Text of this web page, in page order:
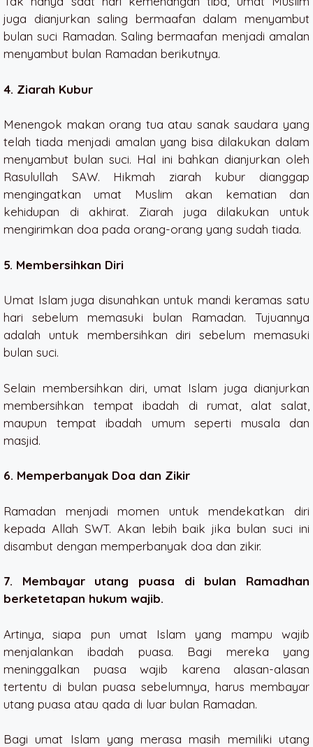
juga dianjurkan saling bermaafan dalam menyambut
bulan suci Ramadan. Saling bermaafan menjadi amalan
menyambut bulan Ramadan berikutnya.
4. Ziarah Kubur
Menengok makan orang tua atau sanak saudara yang
telah tiada menjadi amalan yang bisa dilakukan dalam
menyambut bulan suci. Hal ini bahkan dianjurkan oleh
Rasulullah SAW. Hikmah ziarah kubur dianggap
mengingatkan umat Muslim akan kematian dan
kehidupan di akhirat. Ziarah juga dilakukan untuk
mengirimkan doa pada orang-orang yang sudah tiada.
5. Membersihkan Diri
Umat Islam juga disunahkan untuk mandi keramas satu
hari sebelum memasuki bulan Ramadan. Tujuannya
adalah untuk membersihkan diri sebelum memasuki
bulan suci.
Selain membersihkan diri, umat Islam juga dianjurkan
membersihkan tempat ibadah di rumat, alat salat,
maupun tempat ibadah umum seperti musala dan
masjid.
6. Memperbanyak Doa dan Zikir
Ramadan menjadi momen untuk mendekatkan diri
kepada Allah SWT. Akan lebih baik jika bulan suci ini
disambut dengan memperbanyak doa dan zikir.
7. Membayar utang puasa di bulan Ramadhan
berketetapan hukum wajib.
Artinya, siapa pun umat Islam yang mampu wajib
menjalankan ibadah puasa. Bagi mereka yang
meninggalkan puasa wajib karena alasan-alasan
tertentu di bulan puasa sebelumnya, harus membayar
utang puasa atau qada di luar bulan Ramadan.
Bagi umat Islam yang merasa masih memiliki utang